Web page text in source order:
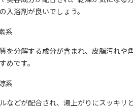
入浴剤が良いでしょう。
系
を分解する成分が含まれ、皮脂汚れや
めです。
系
などが配合され、湯上がりにスッキリ